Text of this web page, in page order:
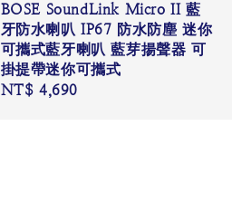
BOSE SoundLink Micro II 藍
牙防水喇叭 IP67 防水防塵 迷你
可攜式藍牙喇叭 藍芽揚聲器 可
掛提帶迷你可攜式
Regular
NT$ 4,690